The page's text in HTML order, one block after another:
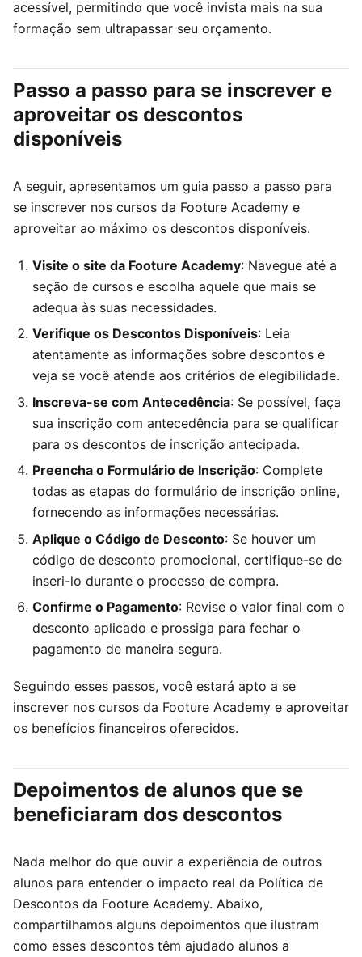
acessível, permitindo que você invista mais na sua
formação sem ultrapassar seu orçamento.
Passo a passo para se inscrever e
aproveitar os descontos
disponíveis
A seguir, apresentamos um guia passo a passo para
se inscrever nos cursos da Footure Academy e
aproveitar ao máximo os descontos disponíveis.
Visite o site da Footure Academy: Navegue até a
seção de cursos e escolha aquele que mais se
adequa às suas necessidades.
Verifique os Descontos Disponíveis: Leia
atentamente as informações sobre descontos e
veja se você atende aos critérios de elegibilidade.
Inscreva-se com Antecedência: Se possível, faça
sua inscrição com antecedência para se qualificar
para os descontos de inscrição antecipada.
Preencha o Formulário de Inscrição: Complete
todas as etapas do formulário de inscrição online,
fornecendo as informações necessárias.
Aplique o Código de Desconto: Se houver um
código de desconto promocional, certifique-se de
inseri-lo durante o processo de compra.
Confirme o Pagamento: Revise o valor final com o
desconto aplicado e prossiga para fechar o
pagamento de maneira segura.
Seguindo esses passos, você estará apto a se
inscrever nos cursos da Footure Academy e aproveitar
os benefícios financeiros oferecidos.
Depoimentos de alunos que se
beneficiaram dos descontos
Nada melhor do que ouvir a experiência de outros
alunos para entender o impacto real da Política de
Descontos da Footure Academy. Abaixo,
compartilhamos alguns depoimentos que ilustram
como esses descontos têm ajudado alunos a